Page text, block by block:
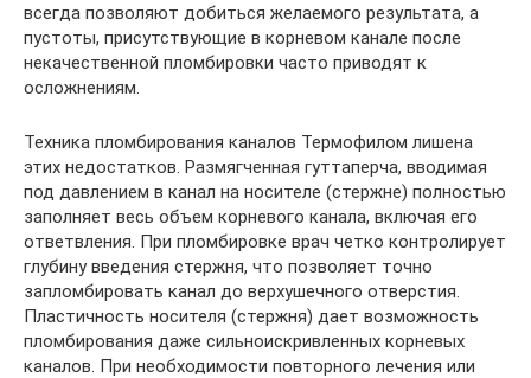
всегда позволяют добиться желаемого результата, а
пустоты, присутствующие в корневом канале после
некачественной пломбировки часто приводят к
осложнениям.
Техника пломбирования каналов Термофилом лишена
этих недостатков. Размягченная гуттаперча, вводимая
под давлением в канал на носителе (стержне) полностью
заполняет весь объем корневого канала, включая его
ответвления. При пломбировке врач четко контролирует
глубину введения стержня, что позволяет точно
запломбировать канал до верхушечного отверстия.
Пластичность носителя (стержня) дает возможность
пломбирования даже сильноискривленных корневых
каналов. При необходимости повторного лечения или